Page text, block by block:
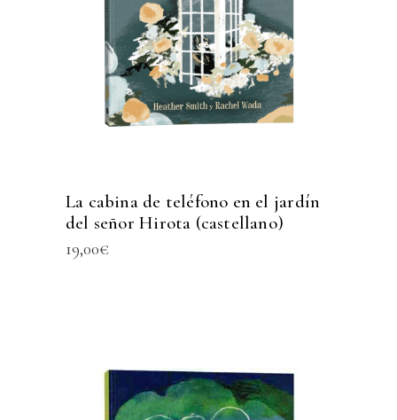
La cabina de teléfono en el jardín
del señor Hirota (castellano)
19,00€